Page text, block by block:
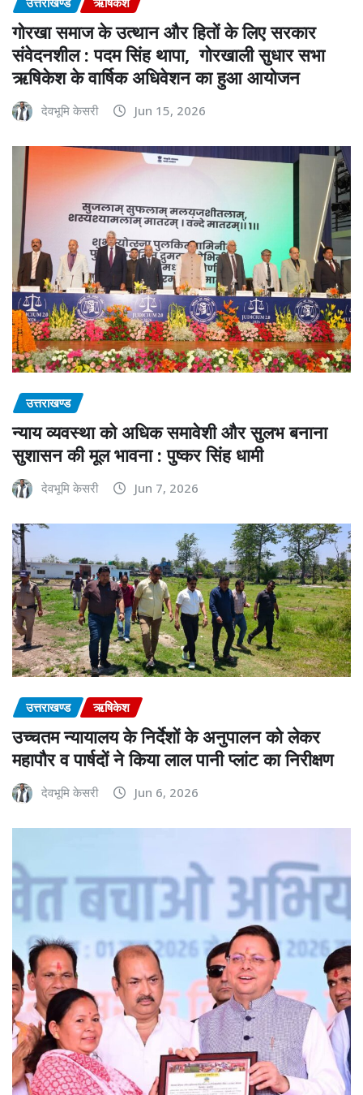
गोरखा समाज के उत्थान और हितों के लिए सरकार
संवेदनशील : पदम सिंह थापा, गोरखाली सुधार सभा
ऋषिकेश के वार्षिक अधिवेशन का हुआ आयोजन
देवभूमि केसरी Jun 15, 2026
उत्तराखण्ड
न्याय व्यवस्था को अधिक समावेशी और सुलभ बनाना
सुशासन की मूल भावना : पुष्कर सिंह धामी
देवभूमि केसरी Jun 7, 2026
उत्तराखण्ड ऋषिकेश
उच्चतम न्यायालय के निर्देशों के अनुपालन को लेकर
महापौर व पार्षदों ने किया लाल पानी प्लांट का निरीक्षण
देवभूमि केसरी Jun 6, 2026